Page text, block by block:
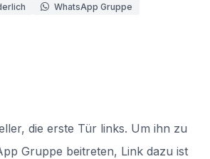
WhatsApp Gruppe
die erste Tür links. Um ihn zu
Gruppe beitreten, Link dazu ist